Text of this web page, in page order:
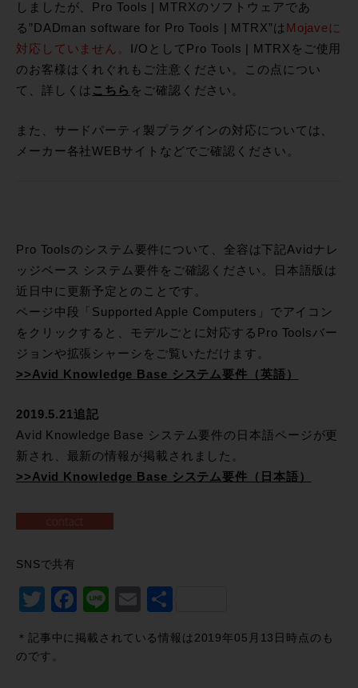
しましたが、Pro Tools | MTRXのソフトウェアであ
る”DADman software for Pro Tools | MTRX”は Mojaveに
対応していません。
I/OとしてPro Tools | MTRXをご使用
のお客様はくれぐれもご注意ください。この点につい
て、詳しくは こちら をご確認ください。
また、サードパーティ製プラグインの対応については、
メーカー各社WEBサイトなどでご確認ください。
Pro Toolsのシステム要件について、全容は下記Avidナレ
ッジベース システム要件をご確認ください。日本語版は
近日中に更新予定とのことです。
ページ中段「Supported Apple Computers」でアイコン
をクリックすると、モデルごとに対応するPro Toolsバー
ジョンや拡張シャーシをご覧いただけます。
>>Avid Knowledge Base システム要件（英語）
2019.5.21追記
Avid Knowledge Base システム要件の日本語ページが更
新され、最新の情報が掲載されました。
>>Avid Knowledge Base システム要件（日本語）
SNSで共有
Twitter
Facebook
LineEmail
＊記事中に掲載されている情報は2019年05月13日時点のも
のです。